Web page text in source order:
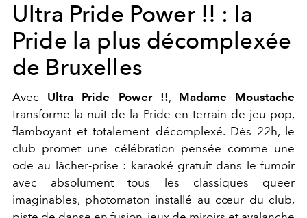
Ultra Pride Power !! : la
Pride la plus décomplexée
de Bruxelles
Avec Ultra Pride Power !!, Madame Moustache
transforme la nuit de la Pride en terrain de jeu pop,
flamboyant et totalement décomplexé. Dès 22h, le
club promet une célébration pensée comme une
ode au lâcher-prise : karaoké gratuit dans le fumoir
avec absolument tous les classiques queer
imaginables, photomaton installé au cœur du club,